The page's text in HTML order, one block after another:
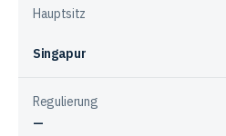
Hauptsitz
Singapur
Regulierung
—